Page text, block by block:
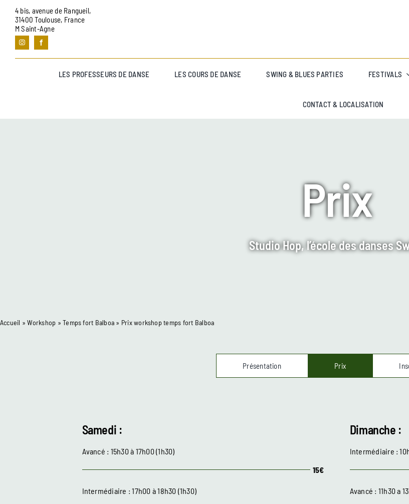
Passer
contenu
4 bis, avenue de Rangueil,
31400 Toulouse, France
M Saint-Agne
LES PROFESSEURS DE DANSE LES COURS DE DANSE SWING & BLUES PARTIES FESTIVALS
CONTACT & LOCALISATION
Prix
Studio Hop, l’école des danses
Accueil »Workshop »Temps fort Balboa » Prix workshop temps fort Balboa
Présentation Prix
Samedi :
Avancé : 15h30 à 17h00 (1h30)
15€
Intermédiaire : 17h00 à 18h30 (1h30)
Dimanche :
Intermédiaire :
Avancé : 11h30 a